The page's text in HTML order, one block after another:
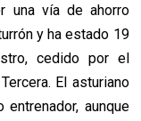
una vía de ahorro
y ha estado 19
cedido por el
El asturiano
aunque